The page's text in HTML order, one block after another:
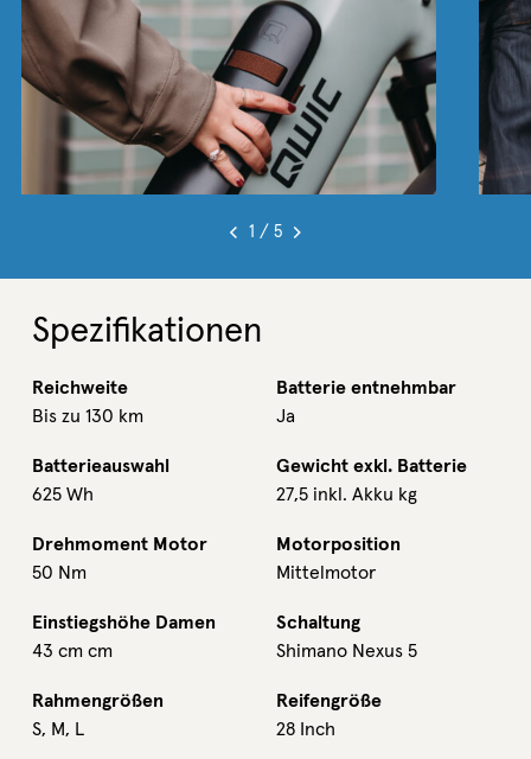
1 / 5
Spezifikationen
Reichweite
Bis zu 130 km
Batterie entnehmbar
Ja
Batterieauswahl
625 Wh
Gewicht exkl. Batterie
27,5 inkl. Akku kg
Drehmoment Motor
50 Nm
Motorposition
Mittelmotor
Einstiegshöhe Damen
43 cm cm
Schaltung
Shimano Nexus 5
Rahmengrößen
S, M, L
Reifengröße
28 Inch